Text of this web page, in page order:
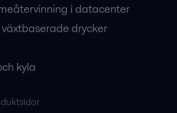
i datacenter
drycker
kyla